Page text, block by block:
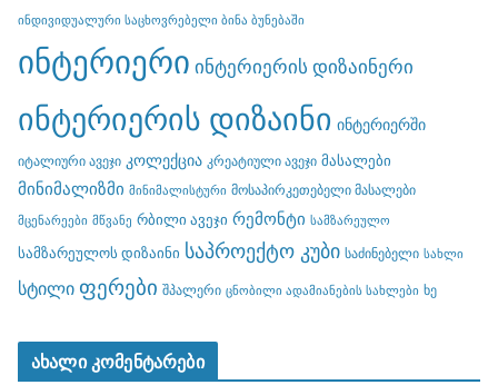
ინდივიდუალური საცხოვრებელი ბინა ბუნებაში
ინტერიერი ინტერიერის დიზაინერი
ინტერიერის დიზაინი ინტერიერში
იტალიური ავეჯი კოლექცია კრეატიული ავეჯი მასალები
მინიმალიზმი მინიმალისტური მოსაპირკეთებელი მასალები
მცენარეები მწვანე რბილი ავეჯი რემონტი სამზარეულო
სამზარეულოს დიზაინი საპროექტო კუბი საძინებელი სახლი
სტილი ფერები შპალერი ცნობილი ადამიანების სახლები ხე
ახალი კომენტარები